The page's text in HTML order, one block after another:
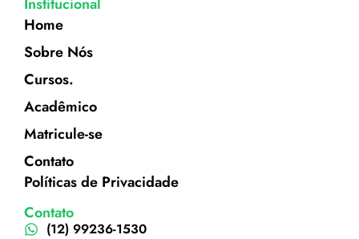
Home
Sobre Nós
Cursos.
Acadêmico
Matricule-se
Contato
Políticas de Privacidade
Contato
(12) 99236-1530